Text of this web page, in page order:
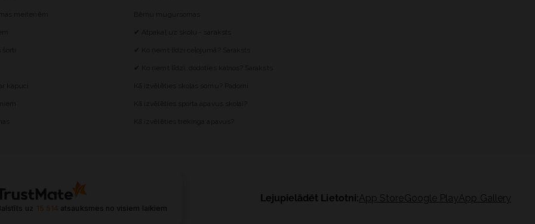
uz 15 514 atsauksmes no visiem laikiem
Lejupielādēt Lietotni:App StoreGoogle PlayApp Gallery